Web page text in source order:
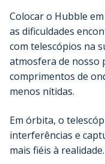
Colocar o Hubble
as dificuldades
com telescópios na
atmosfera de nosso
comprimentos de
menos nítidas.
Em órbita, o
interferências e
mais fiéis à realidade.